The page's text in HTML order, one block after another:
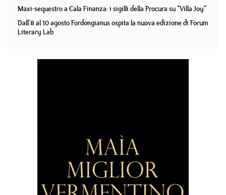
Maxi-sequestro a Cala Finanza: i sigilli della Procura su "Villa Joy"
Dall'8 al 10 agosto Fordongianus ospita la nuova edizione di Forum
Literary Lab